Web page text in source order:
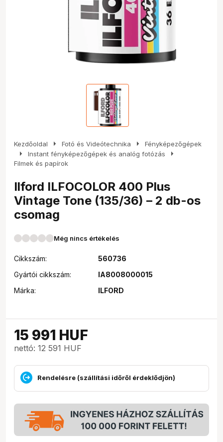
Kezdőoldal arrow_right Fotó és Videótechnika arrow_right Fényképezőgépek
arrow_right Instant fényképezőgépek és analóg fotózás arrow_right
Filmek és papírok
Ilford ILFOCOLOR 400 Plus
Vintage Tone (135/36) – 2 db-os
csomag
Még nincs értékelés
Cikkszám:
560736
Gyártói cikkszám:
IA8008000015
Márka:
ILFORD
15 991 HUF
nettó: 12 591 HUF
Rendelésre (szállítási időről érdeklődjön)